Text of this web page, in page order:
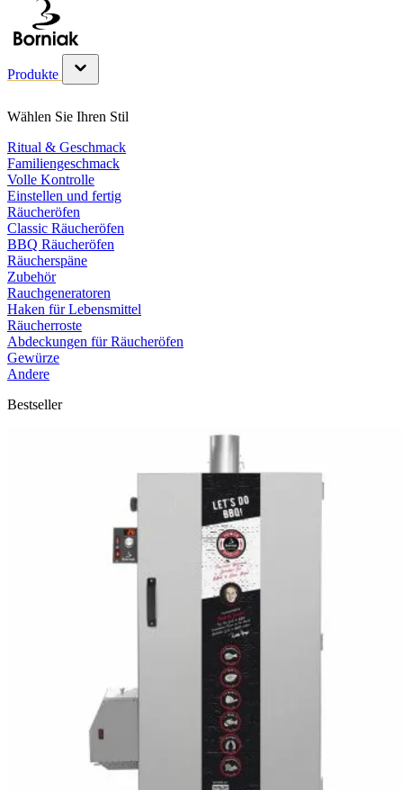
Produkte
Untermenü für Produkte Kategorie anzeigen
Wählen Sie Ihren Stil
Ritual & Geschmack
Familiengeschmack
Volle Kontrolle
Einstellen und fertig
Räucheröfen
Classic Räucheröfen
BBQ Räucheröfen
Räucherspäne
Zubehör
Rauchgeneratoren
Haken für Lebensmittel
Räucherroste
Abdeckungen für Räucheröfen
Gewürze
Andere
Bestseller